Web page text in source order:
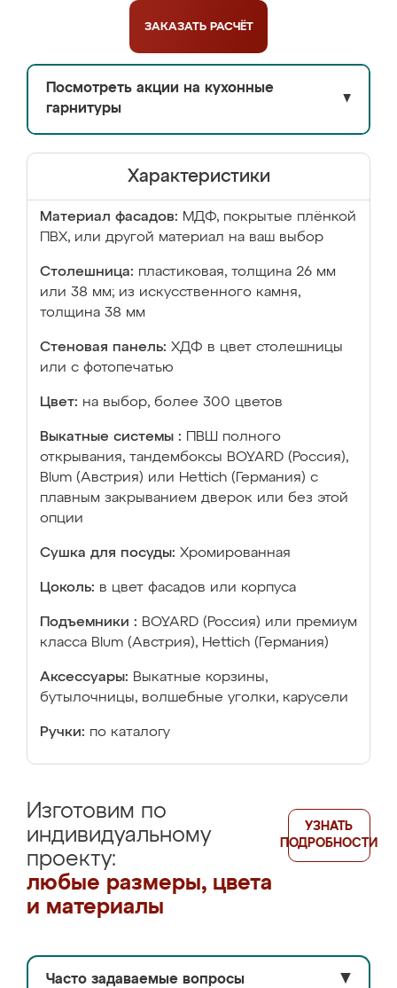
ЗАКАЗАТЬ РАСЧЁТ
Посмотреть акции на кухонные
гарнитуры
▼
Характеристики
Материал фасадов: МДФ, покрытые плёнкой
ПВХ, или другой материал на ваш выбор
Столешница: пластиковая, толщина 26 мм
или 38 мм; из искусственного камня,
толщина 38 мм
Стеновая панель: ХДФ в цвет столешницы
или с фотопечатью
Цвет: на выбор, более 300 цветов
Выкатные системы :
ПВШ полного
открывания, тандембоксы BOYARD (Россия),
Blum (Австрия) или Hettich (Германия) с
плавным закрыванием дверок или без этой
опции
Сушка для посуды: Хромированная
Цоколь: в цвет фасадов или корпуса
Подъемники : BOYARD (Россия) или премиум
класса Blum (Австрия), Hettich (Германия)
Аксессуары: Выкатные корзины,
бутылочницы, волшебные уголки, карусели
Ручки: по каталогу
Изготовим по
индивидуальному
проекту:
любые размеры, цвета
и материалы
УЗНАТЬ
ПОДРОБНОСТИ
Часто задаваемые вопросы ▼